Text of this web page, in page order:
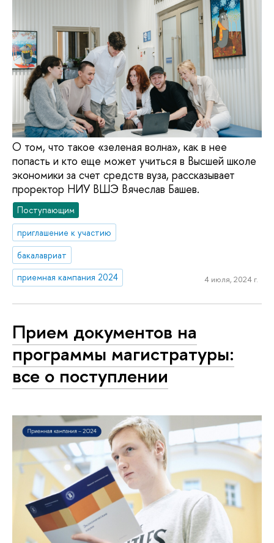
О том, что такое «зеленая волна», как в нее
попасть и кто еще может учиться в Высшей школе
экономики за счет средств вуза, рассказывает
проректор НИУ ВШЭ Вячеслав Башев.
Поступающим
приглашение к участию
бакалавриат
приемная кампания 2024
4 июля, 2024 г.
Прием документов на
программы магистратуры:
все о поступлении